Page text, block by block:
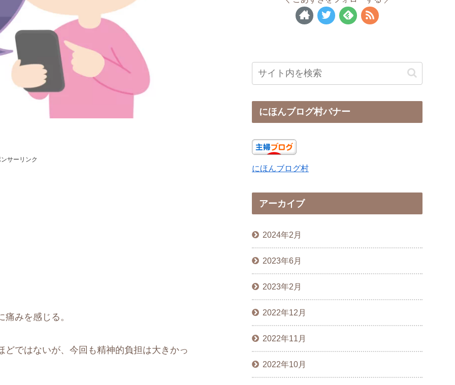
サーリンク
みを感じる。
ではないが、今回も精神的負担は大きかっ
にほんブログ村バナー
にほんブログ村
アーカイブ
2024年2月
2023年6月
2023年2月
2022年12月
2022年11月
2022年10月